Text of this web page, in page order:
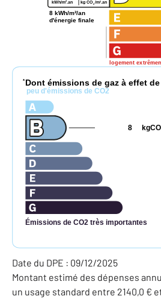
logement
kWh/m2.an kg CO2 /m2 .an
8 kWh/m²/an
d'énergie finale
* Dont émissions de gaz à effet
peu d'émissions de CO2
Émissions de CO2 très importantes
kgCO
8
Date du DPE : 09/12/2025
Montant estimé des dépenses
un usage standard entre 2140,0 €